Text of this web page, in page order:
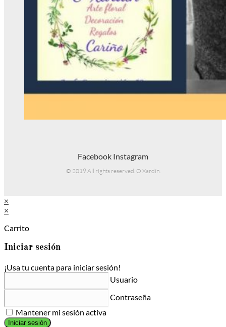
Facebook Instagram
© 2019 All rights reserved. O Xardín.
×
×
Carrito
Iniciar sesión
¡Usa tu cuenta para iniciar sesión!
Usuario
Contraseña
Mantener mi sesión activa
Iniciar sesión